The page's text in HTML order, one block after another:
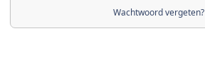
Wachtwoord vergeten?